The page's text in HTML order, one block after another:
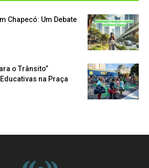
Chapecó: Um Debate
o Trânsito”
na Praça